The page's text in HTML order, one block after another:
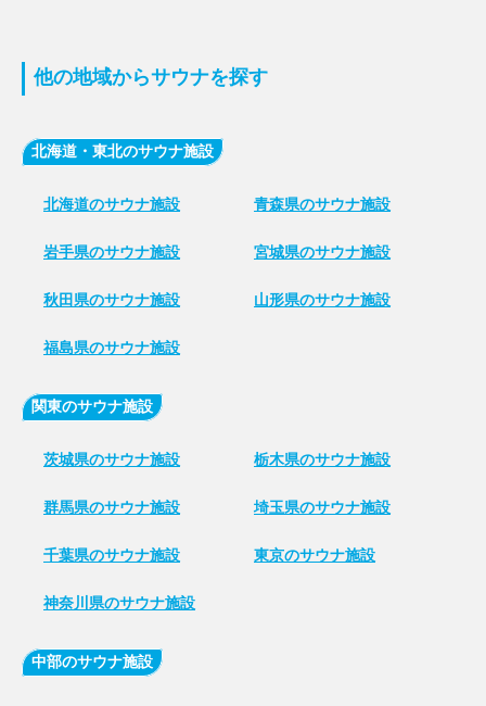
他の地域からサウナを探す
北海道・東北のサウナ施設
北海道のサウナ施設 青森県のサウナ施設
岩手県のサウナ施設 宮城県のサウナ施設
秋田県のサウナ施設 山形県のサウナ施設
福島県のサウナ施設
関東のサウナ施設
茨城県のサウナ施設 栃木県のサウナ施設
群馬県のサウナ施設 埼玉県のサウナ施設
千葉県のサウナ施設 東京のサウナ施設
神奈川県のサウナ施設
中部のサウナ施設